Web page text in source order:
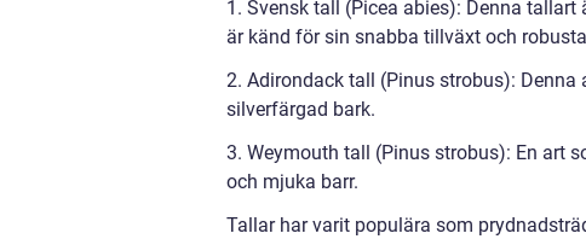
1. Svensk tall (Picea abies): Denna
är känd för sin snabba tillväxt och
2. Adirondack tall (Pinus strobus):
silverfärgad bark.
3. Weymouth tall (Pinus strobus): En art
och mjuka barr.
Tallar har varit populära som